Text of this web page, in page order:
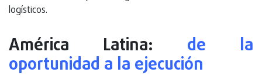
logísticos.
América Latina: de la
oportunidad a la ejecución